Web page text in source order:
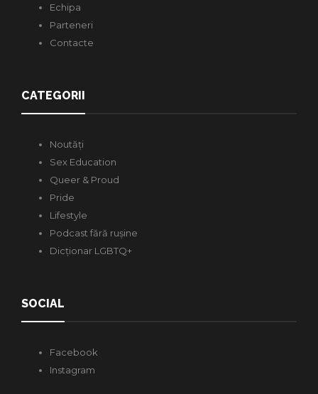
Echipa
Parteneri
Contacte
CATEGORII
Noutăți
Sex Education
Queer & Proud
Pride
Lifestyle
Podcast fără rușine
Dicționar LGBTQ+
SOCIAL
Facebook
Instagram